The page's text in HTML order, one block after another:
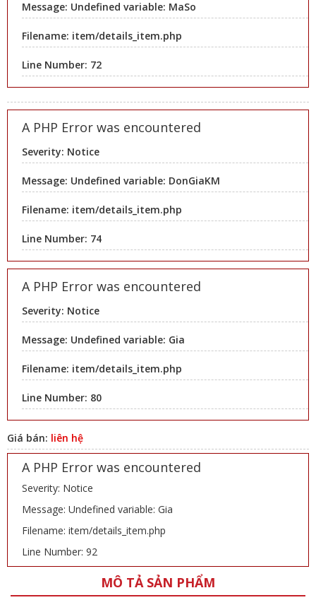
Message: Undefined variable: MaSo
Filename: item/details_item.php
Line Number: 72
A PHP Error was encountered
Severity: Notice
Message: Undefined variable: DonGiaKM
Filename: item/details_item.php
Line Number: 74
A PHP Error was encountered
Severity: Notice
Message: Undefined variable: Gia
Filename: item/details_item.php
Line Number: 80
Giá bán: liên hệ
A PHP Error was encountered
Severity: Notice
Message: Undefined variable: Gia
Filename: item/details_item.php
Line Number: 92
MÔ TẢ SẢN PHẨM